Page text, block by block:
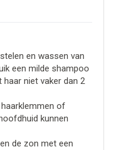
en wassen van
een milde shampoo
niet vaker dan 2
of
kunnen
de zon met een